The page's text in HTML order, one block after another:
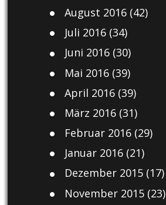
August 2016(42)
Juli 2016(34)
Juni 2016(30)
Mai 2016(39)
April 2016(39)
März 2016(31)
Februar 2016(29)
Januar 2016(21)
Dezember 2015(17)
November 2015(23)